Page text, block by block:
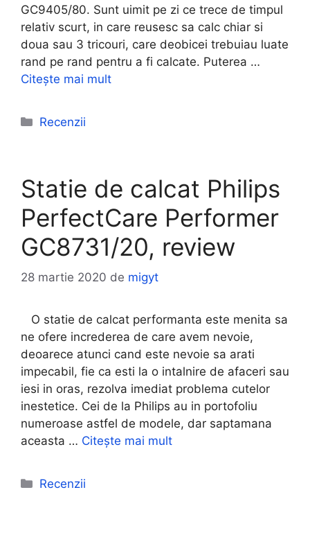
GC9405/80. Sunt uimit pe zi ce trece de timpul
relativ scurt, in care reusesc sa calc chiar si
doua sau 3 tricouri, care deobicei trebuiau luate
rand pe rand pentru a fi calcate. Puterea …
Citește mai mult
Categorii
Recenzii
Statie de calcat Philips
PerfectCare Performer
GC8731/20, review
28 martie 2020 de migyt
O statie de calcat performanta este menita sa
ne ofere increderea de care avem nevoie,
deoarece atunci cand este nevoie sa arati
impecabil, fie ca esti la o intalnire de afaceri sau
iesi in oras, rezolva imediat problema cutelor
inestetice. Cei de la Philips au in portofoliu
numeroase astfel de modele, dar saptamana
aceasta … Citește mai mult
Categorii
Recenzii